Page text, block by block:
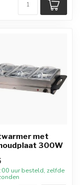
met
300W
uur besteld, zelfde